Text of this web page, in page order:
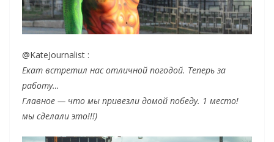
@KateJournalist :
Екат встретил нас отличной погодой. Теперь за
работу…
Главное — что мы привезли домой победу. 1 место!
мы сделали это!!!)